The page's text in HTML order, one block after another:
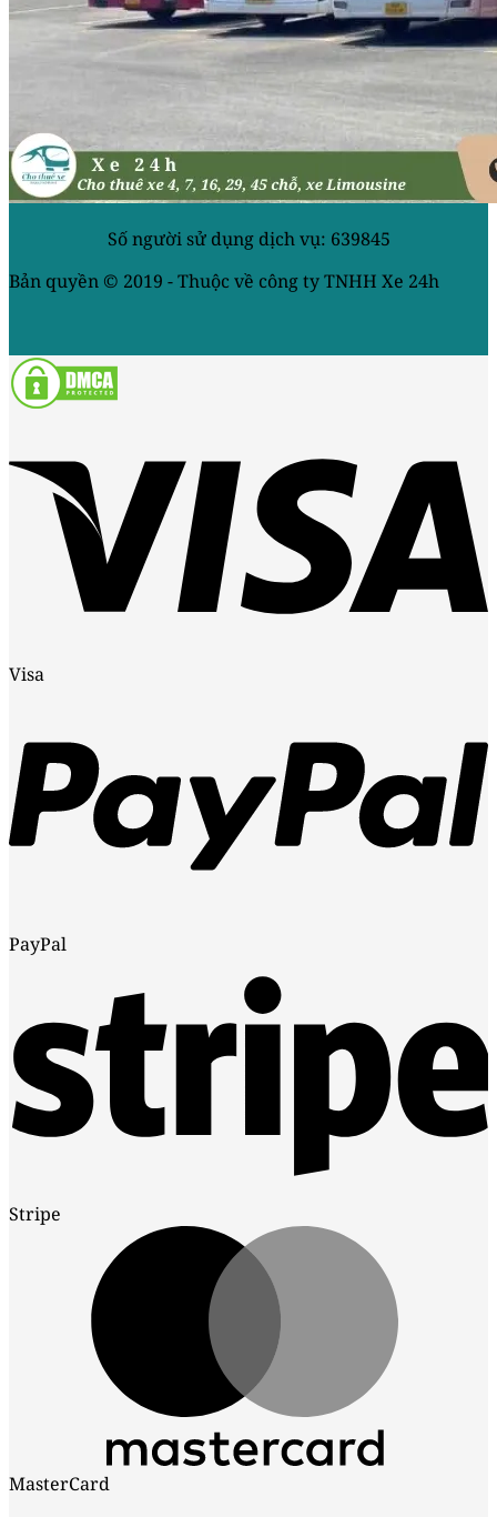
Số người sử dụng dịch vụ: 639845
Bản quyền © 2019 - Thuộc về công ty TNHH Xe 24h
Visa
PayPal
Stripe
MasterCard